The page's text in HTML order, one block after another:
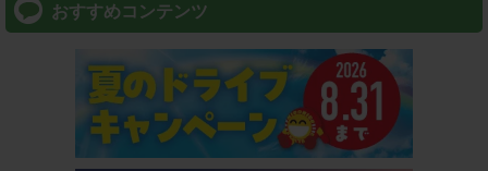
おすすめコンテンツ